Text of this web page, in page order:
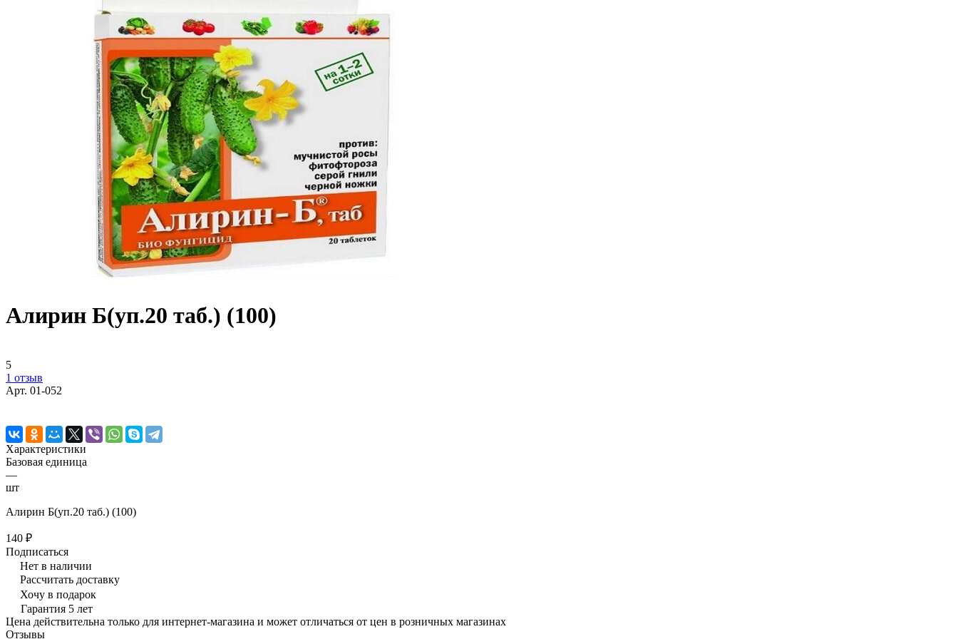
Алирин Б(уп.20 таб.) (100)
5
1 отзыв
Арт. 01-052
Характеристики
Базовая единица
—
шт
Алирин Б(уп.20 таб.) (100)
140 ₽
Подписаться
Нет в наличии
Рассчитать доставку
Хочу в подарок
Гарантия 5 лет
Цена действительна только для интернет-магазина и может отличаться от цен в розничных магазинах
Отзывы